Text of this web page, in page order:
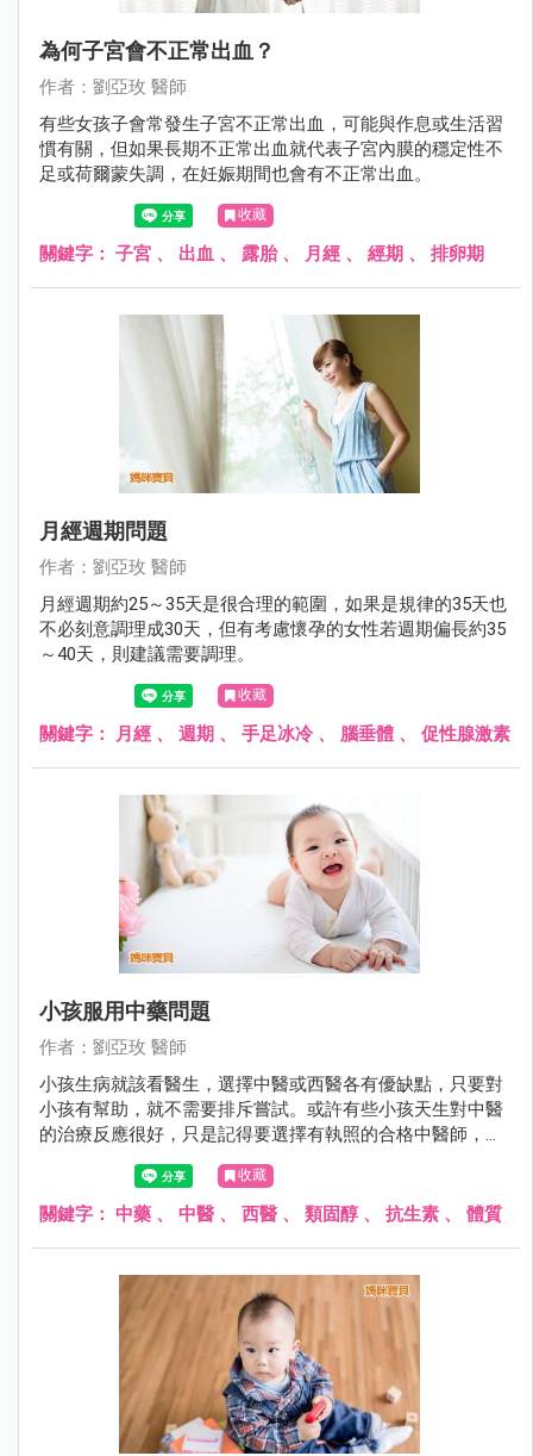
為何子宮會不正常出血？
作者：劉亞玫 醫師
有些女孩子會常發生子宮不正常出血，可能與作息或生活習
慣有關，但如果長期不正常出血就代表子宮內膜的穩定性不
足或荷爾蒙失調，在妊娠期間也會有不正常出血。
收藏
關鍵字： 子宮 、 出血 、 露胎、 月經 、 經期 、 排卵期
月經週期問題
作者：劉亞玫 醫師
月經週期約25～35天是很合理的範圍，如果是規律的35天也
不必刻意調理成30天，但有考慮懷孕的女性若週期偏長約35
～40天，則建議需要調理。
收藏
關鍵字： 月經 、 週期 、 手足冰冷 、 腦垂體 、 促性腺激素
小孩服用中藥問題
作者：劉亞玫 醫師
小孩生病就該看醫生，選擇中醫或西醫各有優缺點，只要對
小孩有幫助，就不需要排斥嘗試。或許有些小孩天生對中醫
的治療反應很好，只是記得要選擇有執照的合格中醫師，才
比較有保障。
收藏
關鍵字： 中藥 、 中醫 、 西醫 、 類固醇、 抗生素 、 體質